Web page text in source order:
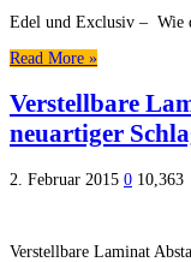
Edel und Exclusiv – Wie
Read More »
Verstellbare
neuartiger
2. Februar 2015 0 10,363
Verstellbare Laminat